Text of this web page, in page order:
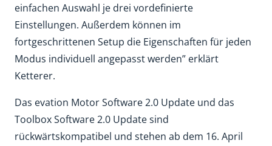
einfachen Auswahl je drei vordefinierte
Einstellungen. Außerdem können im
fortgeschrittenen Setup die Eigenschaften für jeden
Modus individuell angepasst werden” erklärt
Ketterer.
Das evation Motor Software 2.0 Update und das
Toolbox Software 2.0 Update sind
rückwärtskompatibel und stehen ab dem 16. April